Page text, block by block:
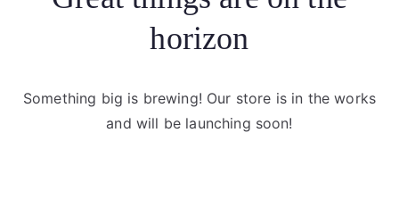
horizon
Something big is brewing! Our store is in the works
and will be launching soon!